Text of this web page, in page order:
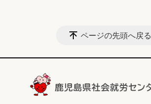
ページの先頭へ戻る